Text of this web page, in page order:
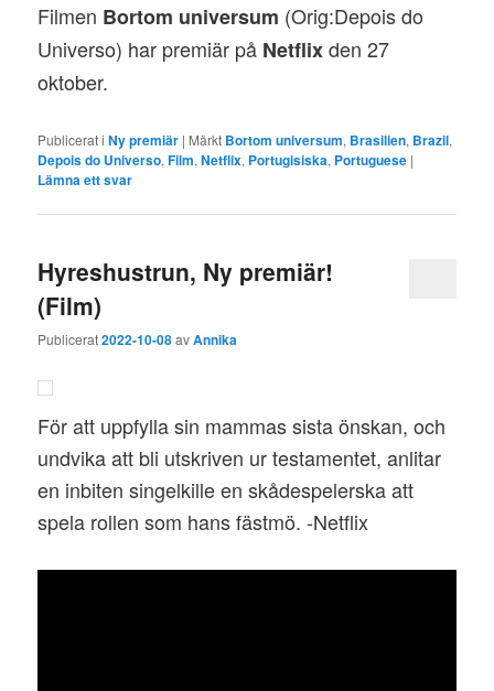
Filmen Bortom universum (Orig:Depois do
Universo) har premiär på Netflixden 27
oktober.
Publicerat i Ny premiär | Märkt Bortom universum, Brasilien, Brazil,
Depois do Universo,Film,Netflix, Portugisiska, Portuguese |
Lämna ett svar
Hyreshustrun, Ny premiär!
(Film)
Publicerat2022-10-08avAnnika
För att uppfylla sin mammas sista önskan, och
undvika att bli utskriven ur testamentet, anlitar
en inbiten singelkille en skådespelerska att
spela rollen som hans fästmö. -Netflix